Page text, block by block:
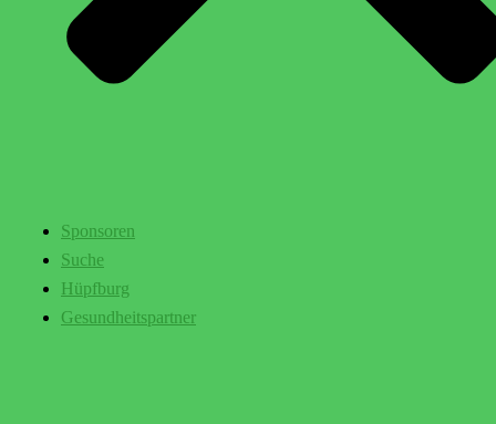
Sponsoren
Suche
Hüpfburg
Gesundheitspartner